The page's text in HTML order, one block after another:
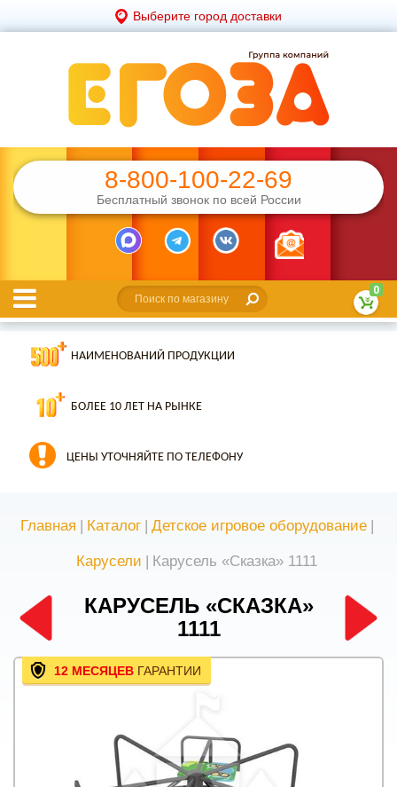
Выберите город доставки
8-800-100-22-69
Бесплатный звонок по всей России
0
НАИМЕНОВАНИЙ ПРОДУКЦИИ
БОЛЕЕ 10 ЛЕТ НА РЫНКЕ
ЦЕНЫ УТОЧНЯЙТЕ ПО ТЕЛЕФОНУ
Главная | Каталог | Детское игровое оборудование |
Карусели | Карусель «Сказка» 1111
КАРУСЕЛЬ «СКАЗКА»
1111
12 МЕСЯЦЕВ ГАРАНТИИ